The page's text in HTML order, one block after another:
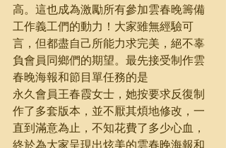
高。這也成為激勵所有參加雲春晚籌備
工作義工們的動力！大家雖無經驗可
言，但都盡自己所能力求完美，絕不辜
負會員同鄉們的期望。最先接受制作雲
春晚海報和節目單任務的是
永久會員王春霞女士，她按要求反復制
作了多套版本，並不厭其煩地修改，一
直到滿意為止，不知花費了多少心血，